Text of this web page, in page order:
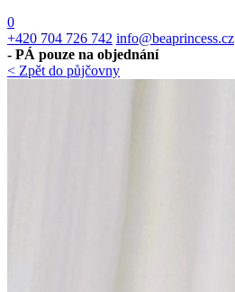
0
+420 704 726 742 info@beaprincess.cz
- PÁ pouze na objednání
< Zpět do půjčovny